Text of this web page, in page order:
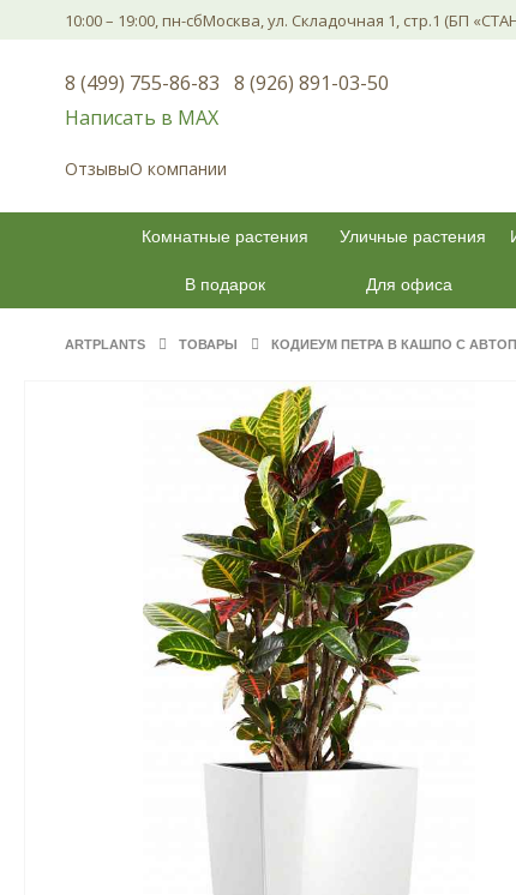
10:00 – 19:00, пн-сбМосква, ул. Складочная 1, стр.1 (БП
8 (499) 755-86-83 8 (926) 891-03-50
Написать в МАХ
ОтзывыО компании
Комнатные растения Уличные растения
В подарок Для офиса
ARTPLANTS ТОВАРЫ КОДИЕУМ ПЕТРА В КАШПО С